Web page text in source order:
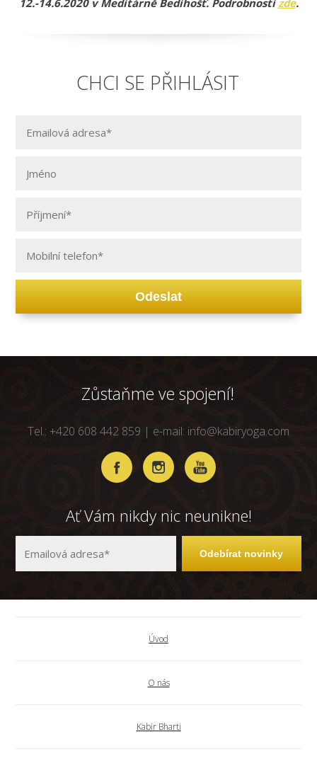
12.-14.6.2020 v Meditárně Bedihošť. Podrobnostizde.
CHCI SE PŘIHLÁSIT
Odeslat
Zůstaňme ve spojení!
Tel.: +420 608 442 859 | e-mail: info@kabiryoga.com
Ať Vám nikdy nic neunikne!
Odebírat novinky
Úvod
O nás
Kabir Bharti